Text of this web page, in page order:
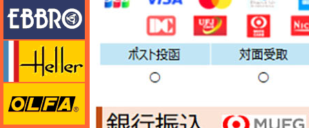
エブロ
エレール